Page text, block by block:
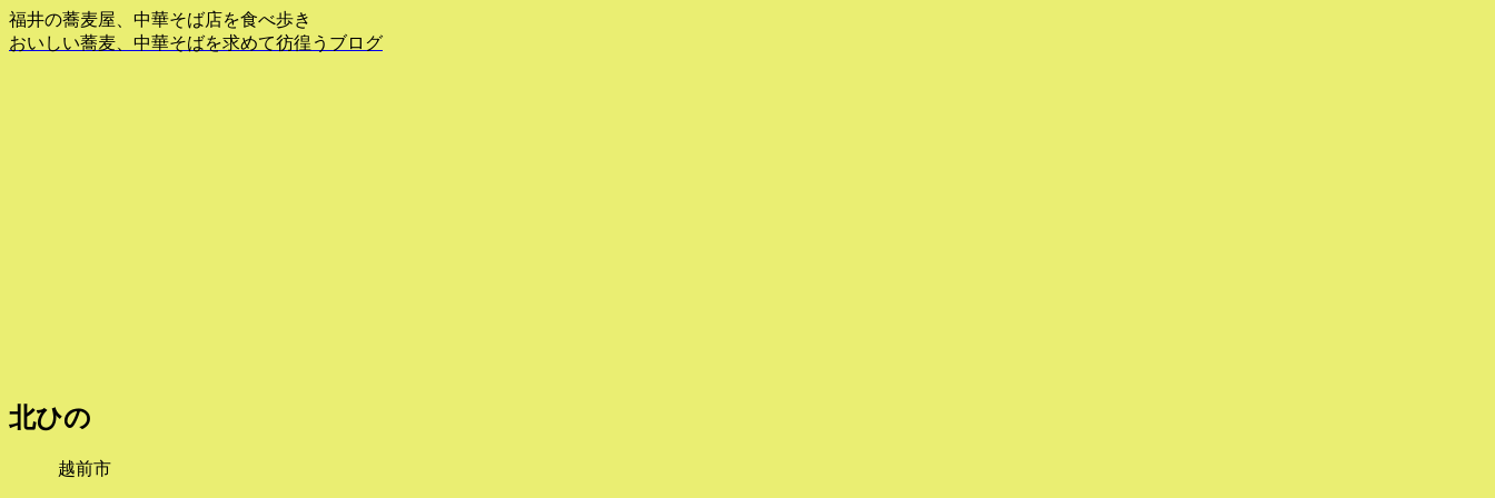
福井の蕎麦屋、中華そば店を食べ歩き
おいしい蕎麦、中華そばを求めて彷徨うブログ
北ひの
越前市